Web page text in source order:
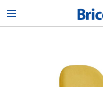
Open menu